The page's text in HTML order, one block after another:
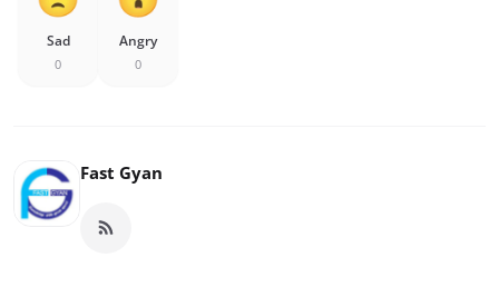
Sad
0
Angry
0
Fast Gyan